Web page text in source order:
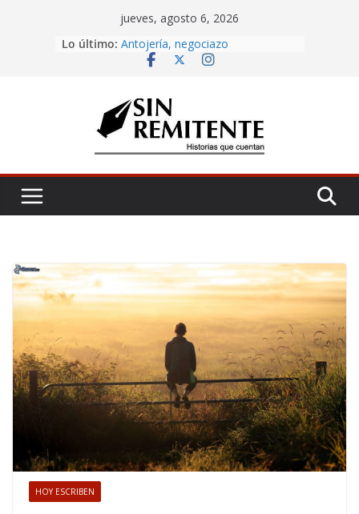
jueves, agosto 6, 2026
Lo último: Amor eterno
Antojería, negociazo
¡Inicia Festival Cultural Ceiba 2026!
Misa de 12
HOY ESCRIBEN